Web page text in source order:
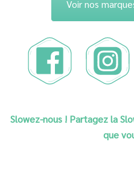
Voir nos
Slowez-nous ! Partagez la
que